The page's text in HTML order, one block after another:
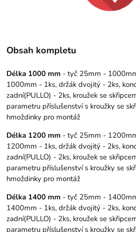
Obsah kompletu
Délka 1000 mm - tyč 25mm -
1000mm - 1ks, držák dvojitý - 2ks,
zadní(PULLO) - 2ks, kroužek se
parametru příslušenství s kroužky se
hmoždinky pro montáž
Délka 1200 mm - tyč 25mm -
1200mm - 1ks, držák dvojitý - 2ks,
zadní(PULLO) - 2ks, kroužek se
parametru příslušenství s kroužky se
hmoždinky pro montáž
Délka 1400 mm - tyč 25mm -
1400mm - 1ks, držák dvojitý - 2ks,
zadní(PULLO) - 2ks, kroužek se
parametru příslušenství s kroužky se